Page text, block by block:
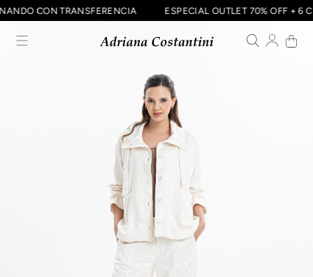
CON TRANSFERENCIA ESPECIAL OUTLET 70% OFF +